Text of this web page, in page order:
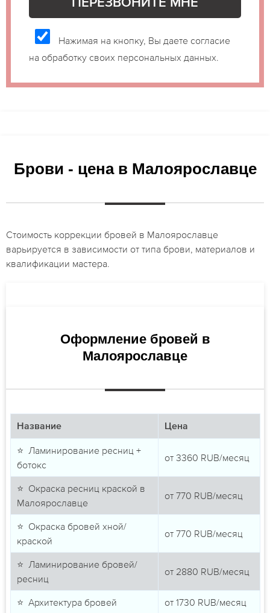
Нажимая на кнопку, Вы даете согласие
на обработку своих персональных данных.
Брови - цена в Малоярославце
Стоимость коррекции бровей в Малоярославце
варьируется в зависимости от типа брови, материалов и
квалификации мастера.
Оформление бровей в
Малоярославце
Название Цена
⭐ Ламинирование ресниц +
ботокс
от 3360 RUB/месяц
⭐ Окраска ресниц краской в
Малоярославце
от 770 RUB/месяц
⭐ Окраска бровей хной/
краской
от 770 RUB/месяц
⭐ Ламинирование бровей/
ресниц
от 2880 RUB/месяц
⭐ Архитектура бровей от 1730 RUB/месяц